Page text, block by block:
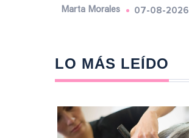
Marta Morales 07-08-2026
LO MÁS LEÍDO